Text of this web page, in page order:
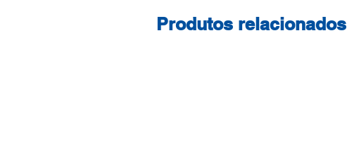
Produtos relacionados